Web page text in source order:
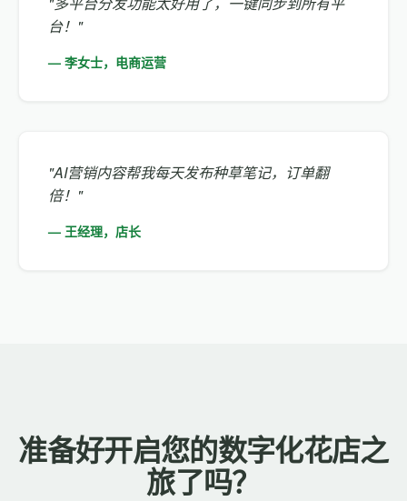
台！"
— 李女士，电商运营
"AI营销内容帮我每天发布种草笔记，订单翻
倍！"
— 王经理，店长
准备好开启您的数字化花店之
旅了吗？